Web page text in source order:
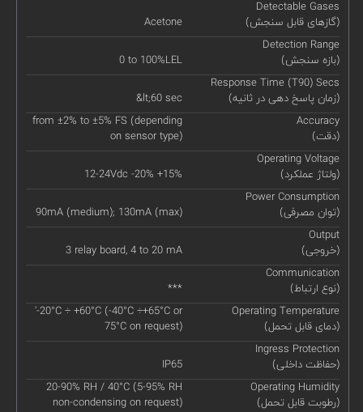
Detectable Gases
(گازهای قابل سنجش)
Acetone
Detection Range
(بازه سنجش)
0 to 100%LEL
Response Time (T90) Secs
(زمان پاسخ دهی در ثانیه)
&lt;60 sec
Accuracy
(دقت)
from ±2% to ±5% FS (depending
on sensor type)
Operating Voltage
(ولتاژ عملکرد)
12-24Vdc -20% +15%
Power Consumption
(توان مصرفی)
90mA (medium); 130mA (max)
Output
(خروجی)
3 relay board, 4 to 20 mA
Communication
(نوع ارتباط)
***
Operating Temperature
(دمای قابل تحمل)
'-20°C ÷ +60°C (-40°C ÷+65°C or
75°C on request)
Ingress Protection
(حفاظت داخلی)
IP65
Operating Humidity
(رطوبت قابل تحمل)
20-90% RH / 40°C (5-95% RH
non-condensing on request)